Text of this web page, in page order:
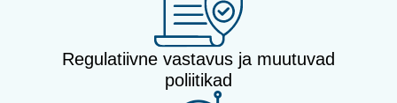
Regulatiivne vastavus ja muutuvad
poliitikad